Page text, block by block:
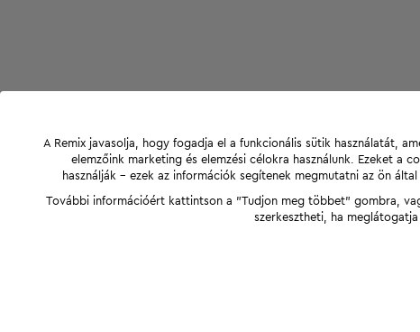
A Remix javasolja, hogy fogadja el a funkcionális sütik használatát,
elemzőink marketing és elemzési célokra használunk. Ezeket a
használják - ezek az információk segítenek megmutatni az ön
További információért kattintson a "Tudjon meg többet" gombra,
szerkesztheti, ha